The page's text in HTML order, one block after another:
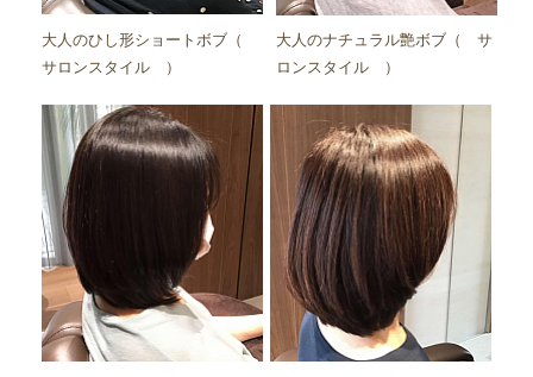
大人のひし形ショートボブ（
サロンスタイル ）
大人のナチュラル艶ボブ（ サ
ロンスタイル ）